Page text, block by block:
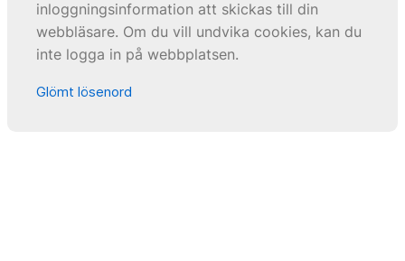
inloggningsinformation att skickas till din
webbläsare. Om du vill undvika cookies, kan du
inte logga in på webbplatsen.
Glömt lösenord